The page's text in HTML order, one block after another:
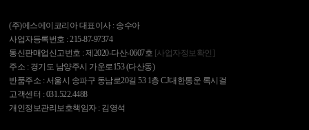
(주)에스에이코리아 대표이사 : 송수아
사업자등록번호 : 215-87-97374
통신판매업신고번호 : 제2020-다산-0607호 [사업자정보확인]
주소 : 경기도 남양주시 가운로153 (다산동)
반품주소 : 서울시 송파구 동남로20길 53 1층 CJ대한통운 록시걸
고객센터 : 031.522.4488
개인정보관리보호책임자 : 김영석